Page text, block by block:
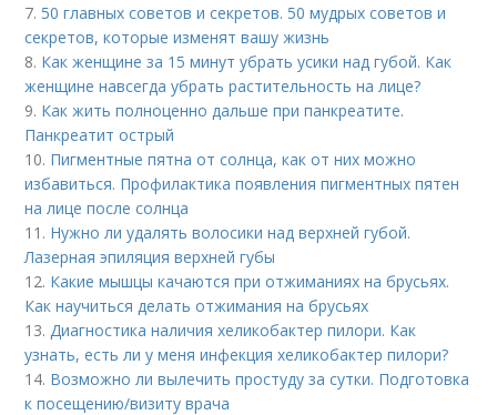
7. 50 главных советов и секретов. 50 мудрых советов и
секретов, которые изменят вашу жизнь
8. Как женщине за 15 минут убрать усики над губой. Как
женщине навсегда убрать растительность на лице?
9. Как жить полноценно дальше при панкреатите.
Панкреатит острый
10. Пигментные пятна от солнца, как от них можно
избавиться. Профилактика появления пигментных пятен
на лице после солнца
11. Нужно ли удалять волосики над верхней губой.
Лазерная эпиляция верхней губы
12. Какие мышцы качаются при отжиманиях на брусьях.
Как научиться делать отжимания на брусьях
13.Диагностика наличия хеликобактер пилори. Как
узнать, есть ли у меня инфекция хеликобактер пилори?
14. Возможно ли вылечить простуду за сутки. Подготовка
к посещению/визиту врача